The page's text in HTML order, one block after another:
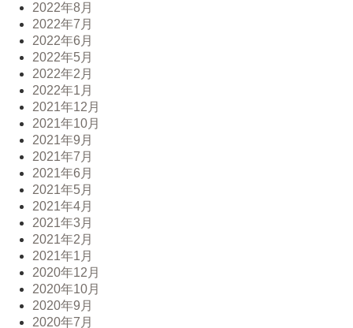
2022年8月
2022年7月
2022年6月
2022年5月
2022年2月
2022年1月
2021年12月
2021年10月
2021年9月
2021年7月
2021年6月
2021年5月
2021年4月
2021年3月
2021年2月
2021年1月
2020年12月
2020年10月
2020年9月
2020年7月